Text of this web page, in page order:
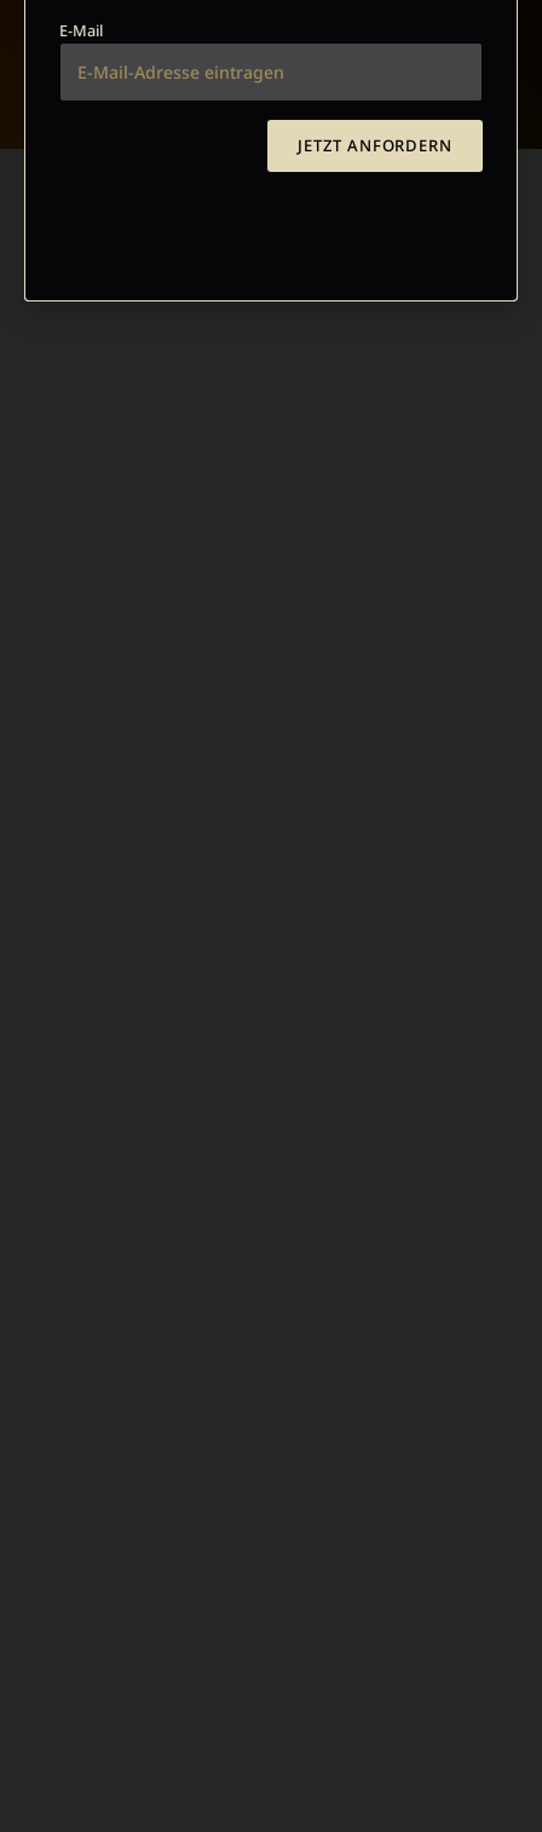
NACH OBEN
E-Mail
JETZT ANFORDERN